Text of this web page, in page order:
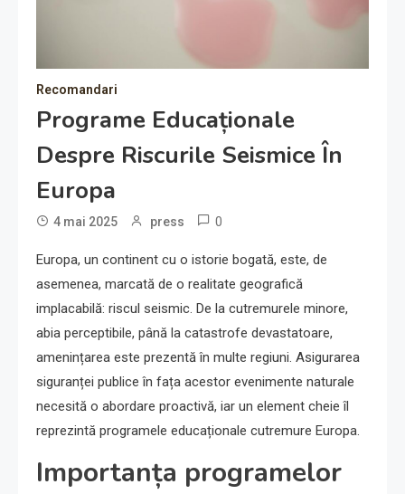
Recomandari
Programe Educaționale
Despre Riscurile Seismice În
Europa
4 mai 2025 press 0
Europa, un continent cu o istorie bogată, este, de
asemenea, marcată de o realitate geografică
implacabilă: riscul seismic. De la cutremurele minore,
abia perceptibile, până la catastrofe devastatoare,
amenințarea este prezentă în multe regiuni. Asigurarea
siguranței publice în fața acestor evenimente naturale
necesită o abordare proactivă, iar un element cheie îl
reprezintă programele educaționale cutremure Europa.
Importanța programelor